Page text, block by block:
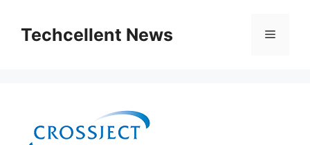
contentTechcellent News Menu